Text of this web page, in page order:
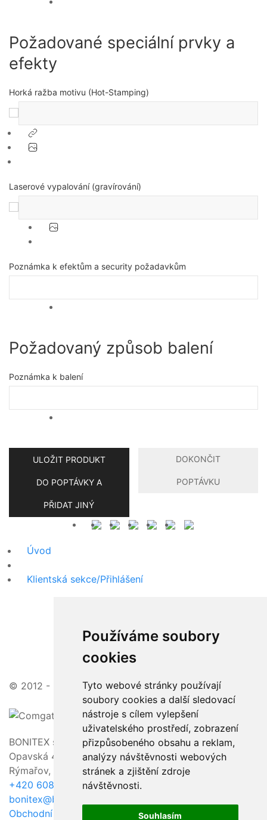
Používáme soubory
cookies
Tyto webové stránky používají
soubory cookies a další sledovací
nástroje s cílem vylepšení
uživatelského prostředí, zobrazení
přizpůsobeného obsahu a reklam,
analýzy návštěvnosti webových
stránek a zjištění zdroje
návštěvnosti.
Souhlasím
Požadované speciální prvky a
efekty
Horká ražba motivu (Hot-Stamping)
Laserové vypalování (gravírování)
Poznámka k efektům a security požadavkům
Požadovaný způsob balení
Poznámka k balení
ULOŽIT PRODUKT
DO POPTÁVKY A
PŘIDAT JINÝ
DOKONČIT
POPTÁVKU
Úvod
Klientská sekce/Přihlášení
© 2012 - 2026 | zajímavé ceny, vstřícný přístup
BONITEX s.r.o.
Opavská 463/23,
Rýmařov, 795 01
+420 608 011 118
bonitex@bonitex.cz
Obchodní podmínky / GDPR